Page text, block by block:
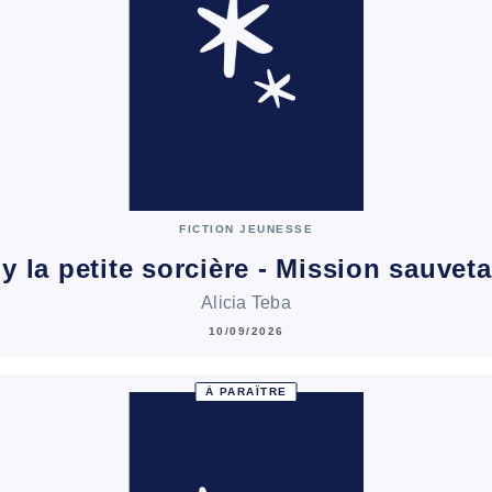
FICTION JEUNESSE
la petite sorcière - Mission
Alicia Teba
10/09/2026
À PARAÎTRE